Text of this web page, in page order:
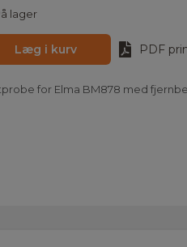
lager
Læg i kurv PDF
for Elma BM878 med